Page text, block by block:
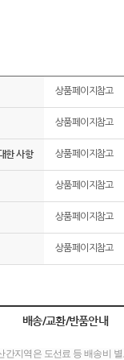
상품페이지참고
상품페이지참고
한 사항 상품페이지참고
상품페이지참고
상품페이지참고
상품페이지참고
배송/교환/반품안내
간지역은 도선료 등 배송비